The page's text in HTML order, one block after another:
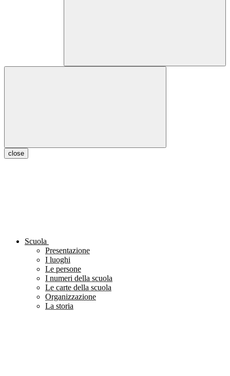
close
Scuola
Presentazione
I luoghi
Le persone
I numeri della scuola
Le carte della scuola
Organizzazione
La storia